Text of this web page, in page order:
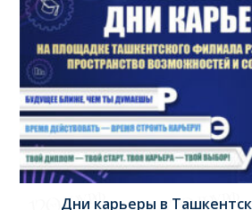
Дни карьеры в